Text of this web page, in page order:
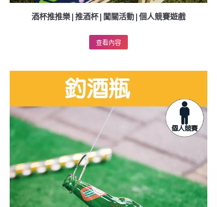
酒杯推推樂|推酒杯|闖關活動|個人競賽遊戲
查看內容